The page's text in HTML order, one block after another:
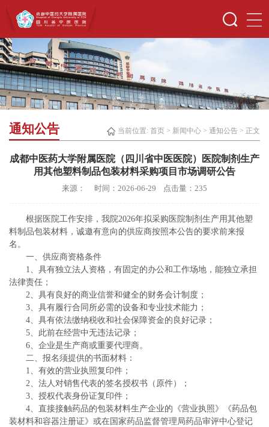
当前位置: 首页 > 新闻中心 > 通知公告 > 正文
通知公告
成都中医药大学附属医院（四川省中医医院）医院制剂生产
用其他塑料制品包装材料采购项目市场调研公告
来源： 时间：2026-06-29 点击量： 235
根据医院工作安排，我院2026年拟采购医院制剂生产用其他塑
料制品包装材料，诚邀有意向的供应商按照本公告的要求前来报
名。
一、供应商资格条件
1、具有独立法人资格，有固定的办公和工作场地，能独立承担
法律责任；
2、具有良好的商业信誉和健全的财务会计制度；
3、具有履行合同所必需的设备和专业技术能力；
4、具有依法缴纳税收和社会保障资金的良好记录；
5、此前在经营中无违法记录；
6、企业是生产商或重要代理商。
二、报名须提供的书面材料：
1、有效的营业执照复印件；
2、法人对销售代表的签名授权书（原件）；
3、授权代表身份证复印件；
4、直接接触药品的包装材料生产企业的《营业执照》《药品包
装材料和容器注册证》或在国家药品监督管理局药品审评中心登记